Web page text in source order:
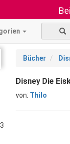
Bücher
Disney Die
von: Thilo